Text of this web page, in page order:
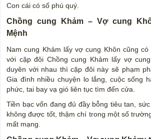
Con cái có số phú quý.
Chồng cung Khảm – Vợ cung
Mệnh
Nam cung Khảm lấy vợ cung Khôn cũng
với cặp đôi Chồng cung Khảm lấy vợ
duyên với nhau thì cặp đôi này sẽ phạm
Gia đình nhiều chuyện lo lắng, cuộc sống
phức, tai bay vạ gió liên tục tìm đến cửa.
Tiền bạc vốn đang đủ đầy bỗng tiêu tan,
không được tốt, thậm chí trong một số
mất mạng.